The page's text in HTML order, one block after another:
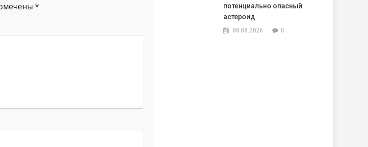
*
потенциально опасный
астероид
08.08.2026 0